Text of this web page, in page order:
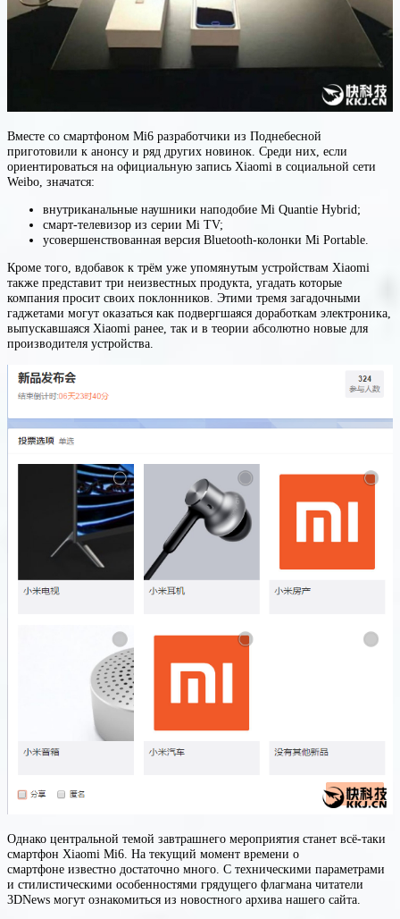
Вместе со смартфоном Mi6 разработчики из Поднебесной
приготовили к анонсу и ряд других новинок. Среди них, если
ориентироваться на официальную запись Xiaomi в социальной сети
Weibo, значатся:
внутриканальные наушники наподобие Mi Quantie Hybrid;
смарт-телевизор из серии Mi TV;
усовершенствованная версия Bluetooth-колонки Mi Portable.
Кроме того, вдобавок к трём уже упомянутым устройствам Xiaomi
также представит три неизвестных продукта, угадать которые
компания просит своих поклонников. Этими тремя загадочными
гаджетами могут оказаться как подвергшаяся доработкам электроника,
выпускавшаяся Xiaomi ранее, так и в теории абсолютно новые для
производителя устройства.
Однако центральной темой завтрашнего мероприятия станет всё-таки
смартфон Xiaomi Mi6. На текущий момент времени о
смартфоне известно достаточно много. С техническими параметрами
и стилистическими особенностями грядущего флагмана читатели
3DNews могут ознакомиться из новостного архива нашего сайта.